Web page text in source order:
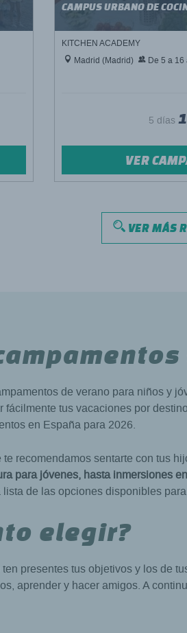
CAMPUS URBANO DE
KITCHEN ACADEMY
Madrid (Madrid)
De 5 a 16
5 días
VER
VER MÁS
de verano para niños y
fácilmente tus vacaciones por
en España para 2026.
recomendamos sentarte con tus
para jóvenes, hasta inmersiones
de las opciones disponibles
elegir?
presentes tus objetivos y los de
aprender y hacer amigos. A